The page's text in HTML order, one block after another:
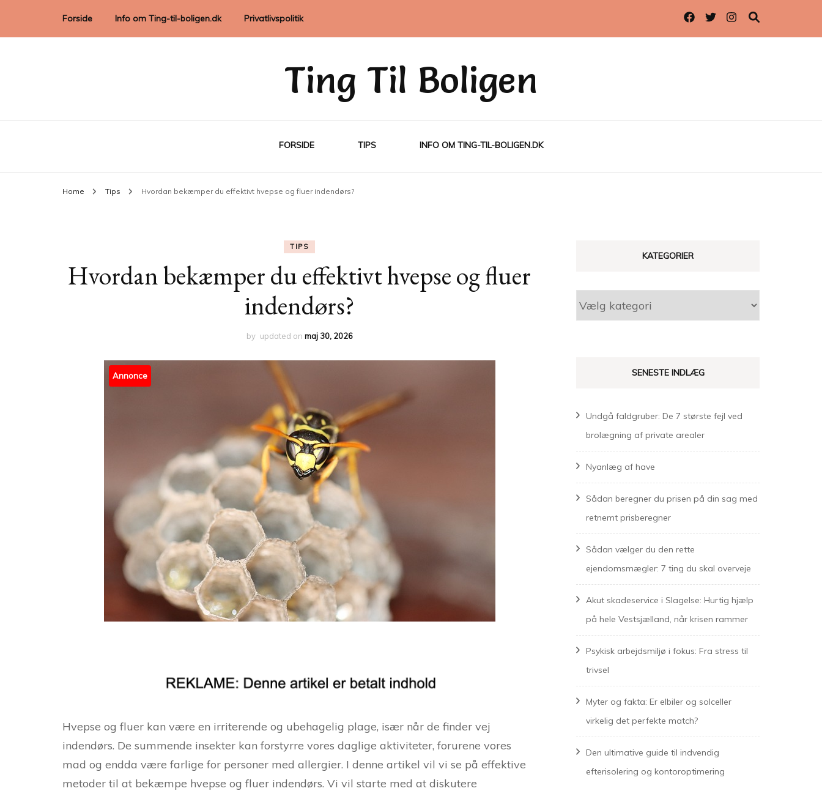
Forside Info om Ting-til-boligen.dk Privatlivspolitik
Ting Til Boligen
FORSIDE TIPS INFO OM TING-TIL-BOLIGEN.DK
Home Tips Hvordan bekæmper du effektivt hvepse og fluer indendørs?
TIPS
Hvordan bekæmper du effektivt hvepse og fluer
indendørs?
by updated on maj 30, 2026
Annonce
Hvepse og fluer kan være en irriterende og ubehagelig plage, især når de finder vej
indendørs. De summende insekter kan forstyrre vores daglige aktiviteter, forurene vores
mad og endda være farlige for personer med allergier. I denne artikel vil vi se på effektive
metoder til at bekæmpe hvepse og fluer indendørs. Vi vil starte med at diskutere
KATEGORIER
Kategorier
SENESTE INDLÆG
Undgå faldgruber: De 7 største fejl ved
brolægning af private arealer
Nyanlæg af have
Sådan beregner du prisen på din sag med
retnemt prisberegner
Sådan vælger du den rette
ejendomsmægler: 7 ting du skal overveje
Akut skadeservice i Slagelse: Hurtig hjælp
på hele Vestsjælland, når krisen rammer
Psykisk arbejdsmiljø i fokus: Fra stress til
trivsel
Myter og fakta: Er elbiler og solceller
virkelig det perfekte match?
Den ultimative guide til indvendig
efterisolering og kontoroptimering